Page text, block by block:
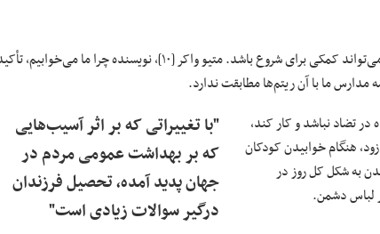
روال سختگیرانه قبلی را کنار بگذارید. بازبینی در دیدگاه‌تان در مورد برنامه خواب می‌تواند کمکی برای شروع باشد. متیو واکر [۱۰]، نویسنده چرا ما
مدارس ما با آن ریتم‌ها مطابقت ندارد.
"با تغییراتی که بر اثر آسیب‌هایی
که بر بهداشت عمومی‌ مردم در
جهان پدید آمده، تحصیل فرزندان
درگیر سوالات زیادی است"
تضاد نباشد و کار کند،
هنگام خوابیدن کودکان
به شکل کل روز در
لباس دشمن.